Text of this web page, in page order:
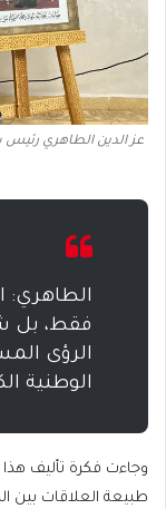
عز الدين الطاهري رئيس
الطاهري:
فقط، بل
الرؤى
الوطنية
وجاءت فكرة تأليف
طبيعة العلاقات بين